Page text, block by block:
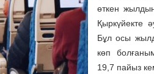
өткен
Қыркүйекте
Бұл осы
көп
19,7 пайыз